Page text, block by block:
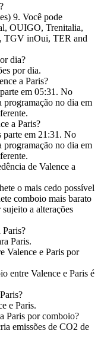
9. Você pode
OUIGO, Trenitalia,
TGV inOui, TER and
dia?
por dia.
a Paris?
em 05:31. No
programação no dia em
a Paris?
parte em 21:31. No
programação no dia em
de Valence a
o mais cedo possível
comboio mais barato
a alterações
Paris?
Paris.
Valence e Paris por
entre Valence e Paris é
e Paris.
Paris por comboio?
emissões de CO2 de